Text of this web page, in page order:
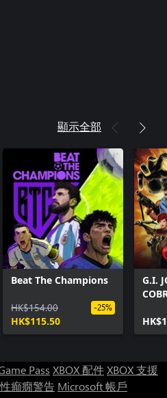
顯示全部
Beat The Champions
HK$154.00
HK$115.50
-25%
G.I.
Pass XBOX 配件XBOX 支援
癲癇警告 Microsoft 帳戶